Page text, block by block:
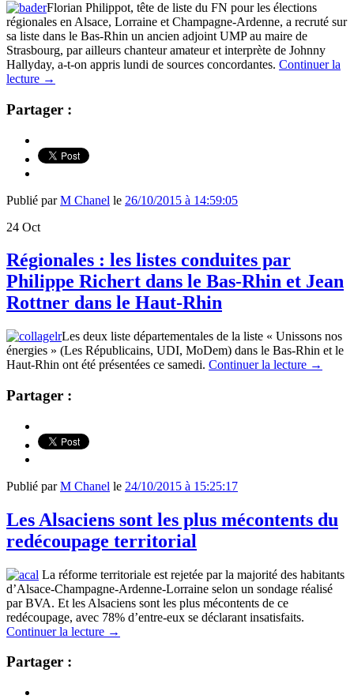
Florian Philippot, tête de liste du FN pour les élections
régionales en Alsace, Lorraine et Champagne-Ardenne, a recruté sur
sa liste dans le Bas-Rhin un ancien adjoint UMP au maire de
Strasbourg, par ailleurs chanteur amateur et interprète de Johnny
Hallyday, a-t-on appris lundi de sources concordantes. Continuer la
lecture →
Partager :
Publié parM Chanel le 26/10/2015 à 14:59:05
24 Oct
Régionales : les listes conduites par
Philippe Richert dans le Bas-Rhin et Jean
Rottner dans le Haut-Rhin
Les deux liste départementales de la liste « Unissons nos
énergies » (Les Républicains, UDI, MoDem) dans le Bas-Rhin et le
Haut-Rhin ont été présentées ce samedi. Continuer la lecture →
Partager :
Publié parM Chanel le 24/10/2015 à 15:25:17
Les Alsaciens sont les plus mécontents du
redécoupage territorial
La réforme territoriale est rejetée par la majorité des habitants
d’Alsace-Champagne-Ardenne-Lorraine selon un sondage réalisé
par BVA. Et les Alsaciens sont les plus mécontents de ce
redécoupage, avec 78% d’entre-eux se déclarant insatisfaits.
Continuer la lecture →
Partager :